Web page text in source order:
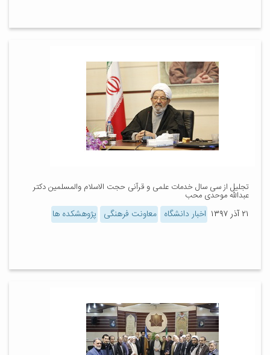
تجلیل از سی سال خدمات علمی و قرآنی حجت الاسلام والمسلمین دکتر
عبدالله موحدی محب
۲۱ آذر ۱۳۹۷ اخبار دانشگاه معاونت فرهنگی پژوهشکده ها